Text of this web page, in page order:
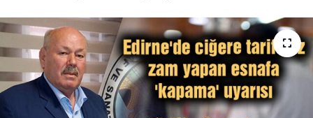
SAĞLIK
EĞİTİM
TARIM VE HAYVANCILIK